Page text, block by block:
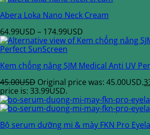
Abera Loka Nano Neck Cream
64.99USD – 174.99USD
Kem chống nắng SJM Medical Anti UV
45.00USD Original price was: 45.00USD.
price is: 33.99USD.
Bộ serum dưỡng mi & mày FKN Pro